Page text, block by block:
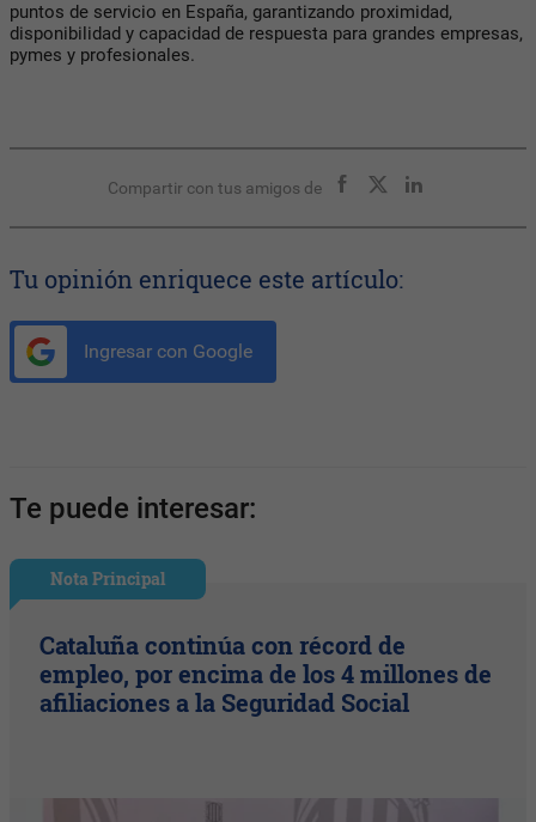
puntos de servicio en España, garantizando proximidad,
disponibilidad y capacidad de respuesta para grandes empresas,
pymes y profesionales.
Compartir con tus amigos de
Tu opinión enriquece este artículo:
Ingresar con Google
Te puede interesar:
Nota Principal
Cataluña continúa con récord de
empleo, por encima de los 4 millones de
afiliaciones a la Seguridad Social